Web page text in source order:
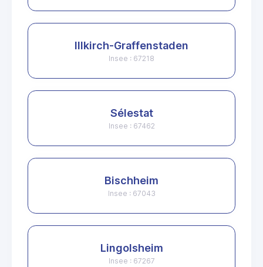
Illkirch-Graffenstaden
Insee : 67218
Sélestat
Insee : 67462
Bischheim
Insee : 67043
Lingolsheim
Insee : 67267